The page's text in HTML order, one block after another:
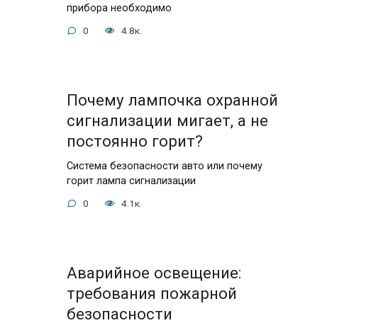
прибора необходимо
0 4.8к.
Почему лампочка охранной
сигнализации мигает, а не
постоянно горит?
Система безопасности авто или почему
горит лампа сигнализации
0 4.1к.
Аварийное освещение:
требования пожарной
безопасности